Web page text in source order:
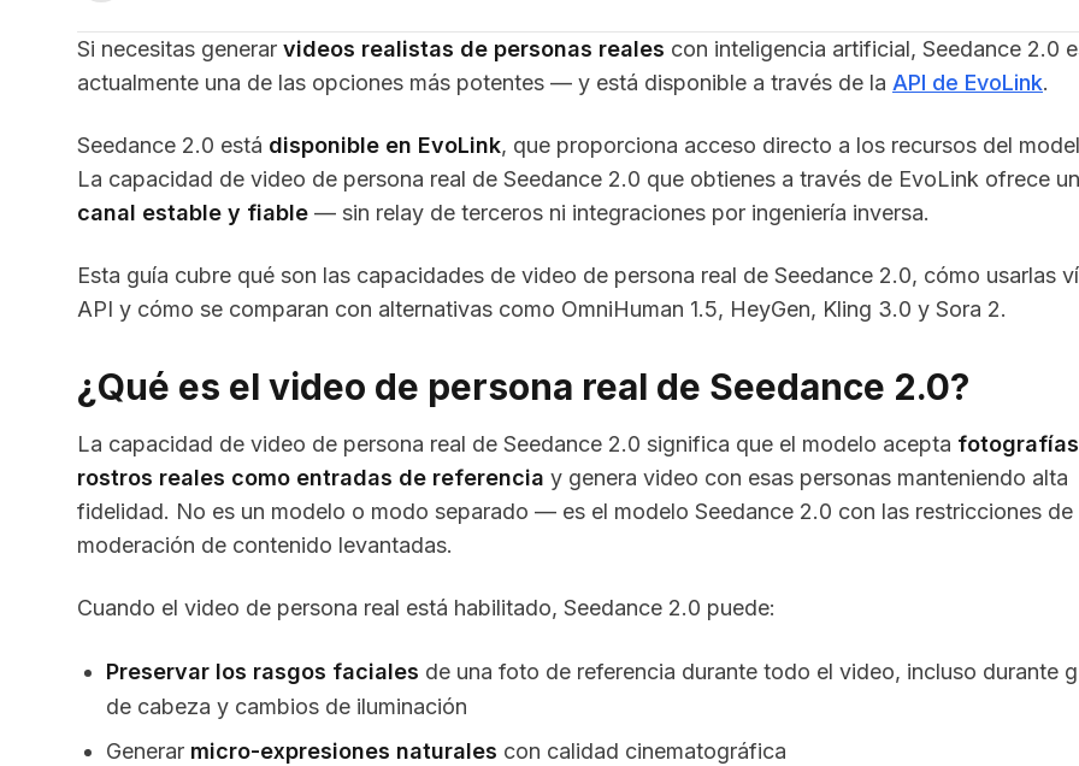
Si necesitas generar videos realistas de personas reales con inteligencia artificial, Seedance 2.0
actualmente una de las opciones más potentes — y está disponible a través de la API de EvoLink.
Seedance 2.0 está disponible en EvoLink, que proporciona acceso directo a los recursos del
La capacidad de video de persona real de Seedance 2.0 que obtienes a través de EvoLink ofrece un
canal estable y fiable — sin relay de terceros ni integraciones por ingeniería inversa.
Esta guía cubre qué son las capacidades de video de persona real de Seedance 2.0, cómo usarlas
API y cómo se comparan con alternativas como OmniHuman 1.5, HeyGen, Kling 3.0 y Sora 2.
¿Qué es el video de persona real de Seedance 2.0?
La capacidad de video de persona real de Seedance 2.0 significa que el modelo acepta
rostros reales como entradas de referencia y genera video con esas personas manteniendo alta
fidelidad. No es un modelo o modo separado — es el modelo Seedance 2.0 con las restricciones de
moderación de contenido levantadas.
Cuando el video de persona real está habilitado, Seedance 2.0 puede:
Preservar los rasgos faciales de una foto de referencia durante todo el video, incluso durante
de cabeza y cambios de iluminación
Generar micro-expresiones naturales con calidad cinematográfica